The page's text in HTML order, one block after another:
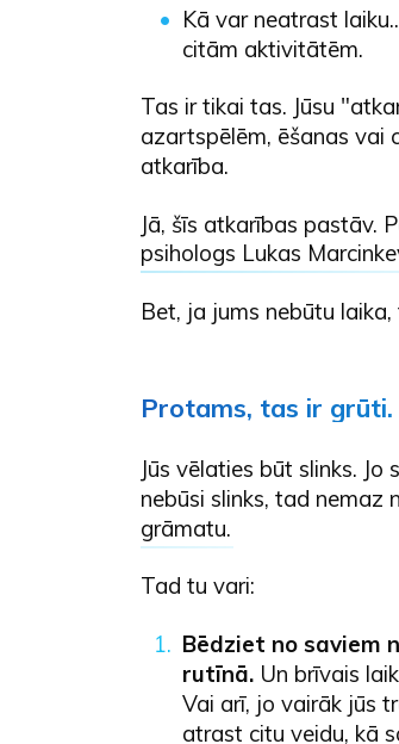
Kā var neatrast
citām aktivitātēm.
Tas ir tikai tas. Jūsu
azartspēlēm, ēšanas vai
atkarība.
Jā, šīs atkarības pastāv.
psihologs Lukas
Bet, ja jums nebūtu
Protams, tas ir grūti.
Jūs vēlaties būt slinks.
nebūsi slinks, tad nemaz
grāmatu.
Tad tu vari:
Bēdziet no saviem
rutīnā. Un brīvais
Vai arī, jo vairāk jūs
atrast citu veidu, kā